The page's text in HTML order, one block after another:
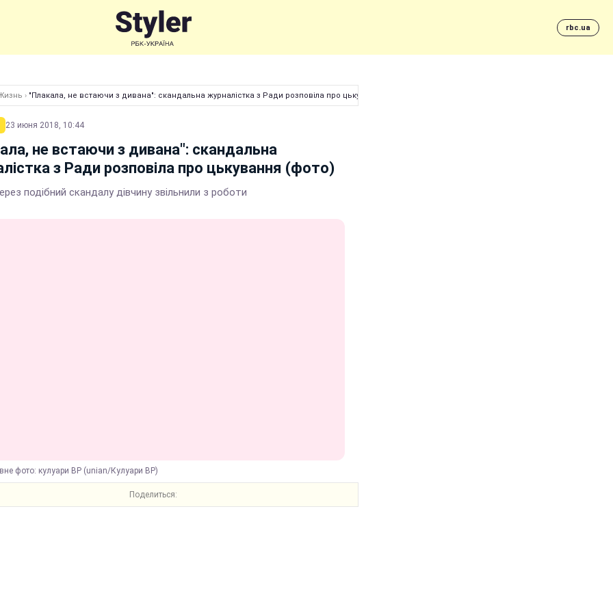
rbc.ua
› "Плакала, не встаючи з дивана": скандальна журналістка з Ради розповіла про цькування (фото)
23 июня 2018, 10:44
не встаючи з дивана": скандальна
з Ради розповіла про цькування (фото)
подібний скандалу дівчину звільнили з роботи
фото: кулуари ВР (unian/Кулуари ВР)
Поделиться: